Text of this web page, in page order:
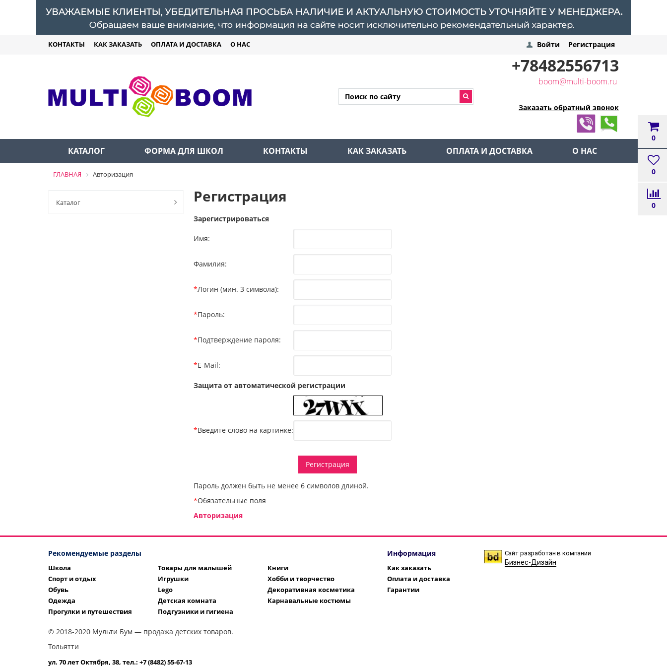
КОНТАКТЫ КАК ЗАКАЗАТЬ ОПЛАТА И ДОСТАВКА О НАС
0
0
0
Войти Регистрация
+78482556713
boom@multi-boom.ru
Заказать обратный звонок
КАТАЛОГ ФОРМА ДЛЯ ШКОЛ КОНТАКТЫ КАК ЗАКАЗАТЬ ОПЛАТА И ДОСТАВКА О НАС
ГЛАВНАЯ Авторизация
Каталог Регистрация
Зарегистрироваться
Имя:
Фамилия:
*Логин (мин. 3 символа):
*Пароль:
*Подтверждение пароля:
*E-Mail:
Защита от автоматической регистрации
*Введите слово на картинке:
Пароль должен быть не менее 6 символов длиной.
*Обязательные поля
Авторизация
Рекомендуемые разделы Информация Сайт разработан в компании
Бизнес-Дизайн
Школа
Спорт и отдых
Обувь
Одежда
Прогулки и путешествия
Товары для малышей
Игрушки
Lego
Детская комната
Подгузники и гигиена
Книги
Хобби и творчество
Декоративная косметика
Карнавальные костюмы
Как заказать
Оплата и доставка
Гарантии
© 2018-2020 Мульти Бум — продажа детских товаров.
Тольятти
ул. 70 лет Октября, 38, тел.: +7 (8482) 55-67-13